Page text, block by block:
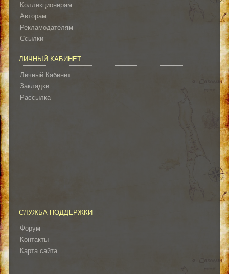
Коллекционерам
Авторам
Рекламодателям
Ссылки
ЛИЧНЫЙ КАБИНЕТ
Личный Кабинет
Закладки
Рассылка
СЛУЖБА ПОДДЕРЖКИ
Форум
Контакты
Карта сайта